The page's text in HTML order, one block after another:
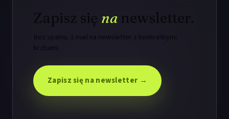
Zapisz się na newsletter.
Bez spamu. 1 mail na newsletter z konkretnymi
liczbami.
Zapisz się na newsletter →